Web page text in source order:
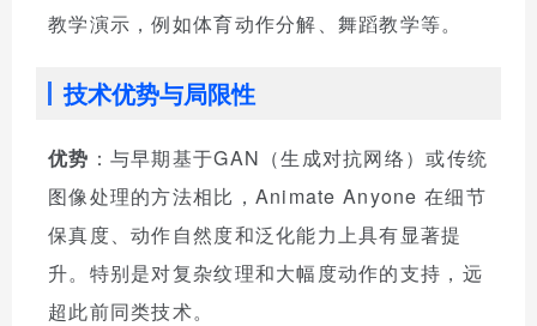
教学演示，例如体育动作分解、舞蹈教学等。
技术优势与局限性
优势 ：与早期基于GAN（生成对抗网络）或传统
图像处理的方法相比，Animate Anyone 在细节
保真度、动作自然度和泛化能力上具有显著提
升。特别是对复杂纹理和大幅度动作的支持，远
超此前同类技术。